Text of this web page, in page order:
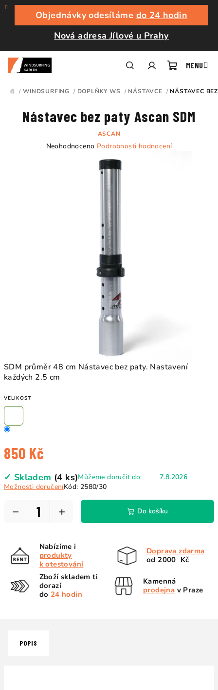
Přejít
obsah
Objednávky odesíláme do 24 hodin
Nová adresa Jílové u Prahy
košík
DOMŮ
/ WINDSURFING / DOPLŇKY WS / NÁSTAVCE / NÁSTAVEC
SDM průměr 48 cm Nástavec bez paty. Nastavení
každých 2.5 cm
VELIKOST
850 Kč
cena:
✓ Skladem (4 ks)Můžeme doručit do:
7.8.2026
Možnosti doručeníKód: 2580/30
+
− Do košíku
Nástavec bez paty Ascan SDM
ASCAN
Průměrné
Neohodnoceno Podrobnosti hodnocení
Nabízíme i
produkty
k otestování
Doprava zdarma
od 2000 Kč
Zboží skladem ti
dorazí
do 24 hodin
Kamenná
prodejna v Praze
POPIS